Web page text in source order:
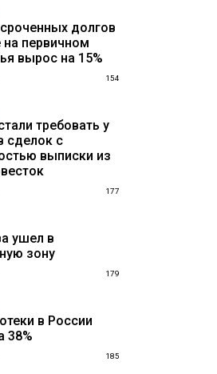
долгов
на первичном
вырос на 15%
154
требовать у
сделок с
выписки из
177
ушел в
зону
179
в России
38%
185